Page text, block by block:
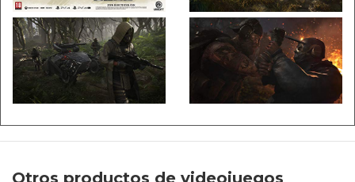
Otros productos de videojuegos